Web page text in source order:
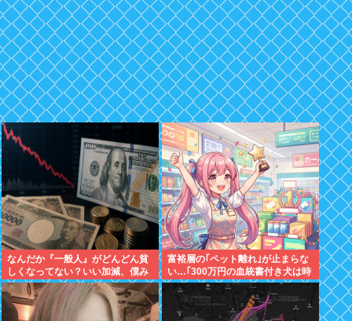
なんだか『一般人』がどんどん貧
しくなってない？いい加減、僕み
たいに副業したら？週に2日休む
時代は終わったんだよ
富裕層の｢ペット離れ｣が止まらな
い…｢300万円の血統書付き犬は時
代遅れ｣という真のお金持ちが"向
かった先"